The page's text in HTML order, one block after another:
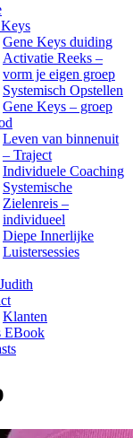
Gene Keys duiding
Activatie Reeks –
vorm je eigen groep
Systemisch Opstellen
Gene Keys – groep
Leven van binnenuit
– Traject
Individuele Coaching
Systemische
Zielenreis –
individueel
Diepe Innerlijke
Luistersessies
Klanten
EBook